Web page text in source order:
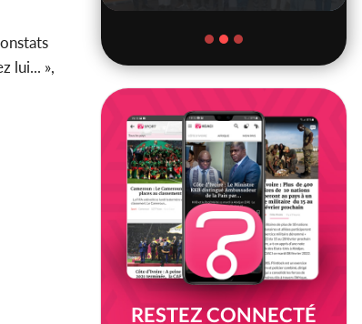
lui... »,
RESTEZ CONNECTÉ